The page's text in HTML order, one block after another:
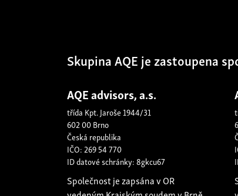
Skupina AQE je zastoupena
AQE advisors, a.s.
třída Kpt. Jaroše 1944/31
602 00 Brno
Česká republika
IČO: 269 54 770
ID datové schránky: 8gkcu67
Společnost je zapsána v OR